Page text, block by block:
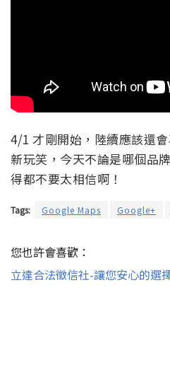
4/1 才剛開始，陸續應該還
新玩笑，今天不論是哪個品
得都不要太相信啊！
Tags: Google Maps Google+
您也許會喜歡：
立達合法徵信社-讓您安心的選